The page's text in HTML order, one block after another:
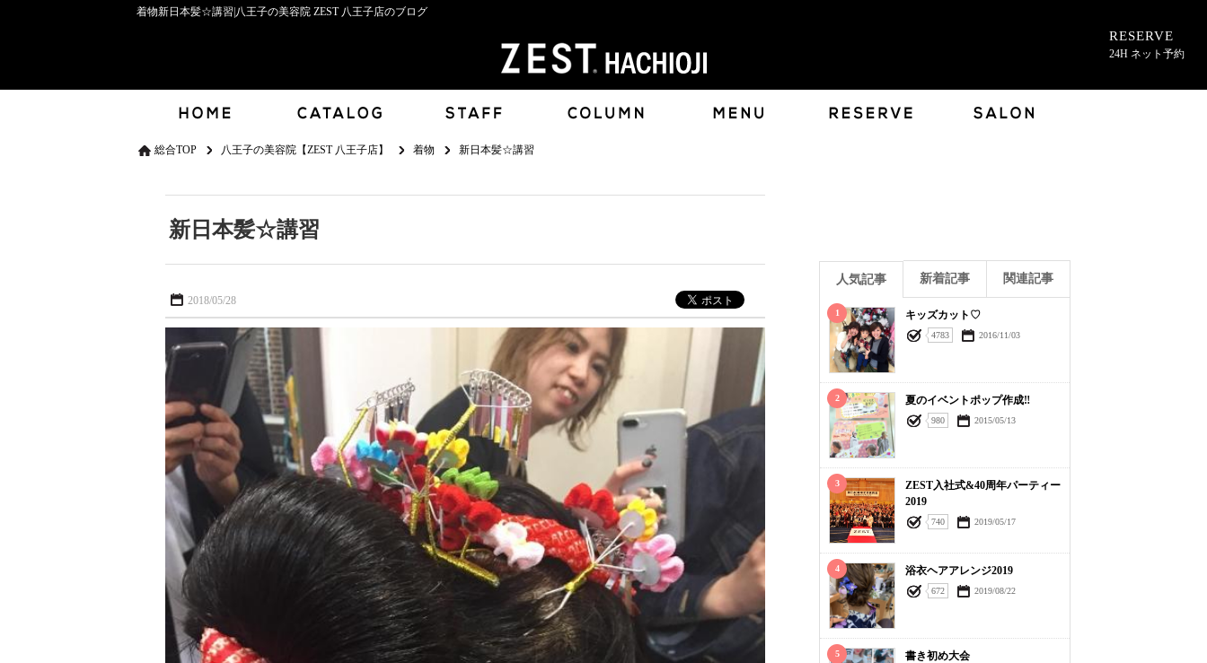
着物新日本髪☆講習|八王子の美容院 ZEST 八王子店のブログ
RESERVE
24H ネット予約
総合TOP 八王子の美容院【ZEST 八王子店】 着物 新日本髪☆講習
新日本髪☆講習
2018/05/28
人気記事 新着記事 関連記事
1 キッズカット♡
4783 2016/11/03
2 夏のイベントポップ作成‼︎
980 2015/05/13
3
ZEST入社式&40周年パーティー
2019
740 2019/05/17
4 浴衣ヘアアレンジ2019
672 2019/08/22
5 書き初め大会